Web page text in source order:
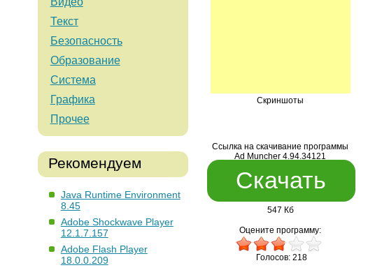
Текст
Безопасность
Образование
Система
Графика
Прочее
Рекомендуем
Java Runtime Environment
8.45
Adobe Shockwave Player
12.1.7.157
Adobe Flash Player
18.0.0.209
Скриншоты
Ссылка на скачивание программы
Ad Muncher 4.94.34121
Скачать
547 Кб
Оцените программу:
Голосов: 218